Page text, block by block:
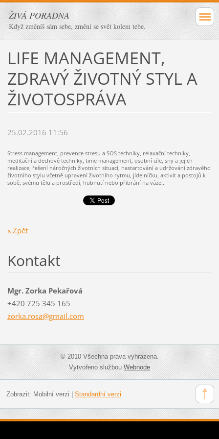
ŽIVÁ PORADNA
Když změníš sám sebe, změní se svět kolem tebe.
LIFE MANAGEMENT,
ZDRAVÝ ŽIVOTNÝ STYL A
ŽIVOTOSPRÁVA
25.02.2016 11:56
Stress management, prevence stresu a SOS techniky, relaxační techniky,
meditační a dechové techniky, time management, osobní cíle, sny a jejich
realizace, řešení náročných životních situací, nastartování a udržování zdravého
životního stylu včetně upravení životního rytmu, jídelníčku, aktivit a postojů k
sobě, svému tělu a prostředí, hubnutí nebo přibrání na váze...
« Zpět
Kontakt
Mgr. Zorka Pekařová
+420 725 345 165
zorka.rosa@gmail.com
© 2010 Všechna práva vyhrazena.
Vytvořeno službouWebnode
Zobrazit: Mobilní verzi Standardní verzi